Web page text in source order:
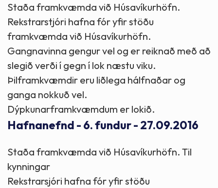
Staða framkvæmda við Húsavíkurhöfn.
Rekstrarstjóri hafna fór yfir stöðu
framkvæmda við Húsavíkurhöfn.
Gangnavinna gengur vel og er reiknað með að
slegið verði í gegn í lok næstu viku.
Þilframkvæmdir eru liðlega hálfnaðar og
ganga nokkuð vel.
Dýpkunarframkvæmdum er lokið.
Hafnanefnd - 6. fundur - 27.09.2016
Staða framkvæmda við Húsavíkurhöfn. Til
kynningar
Rekstrarsjóri hafna fór yfir stöðu